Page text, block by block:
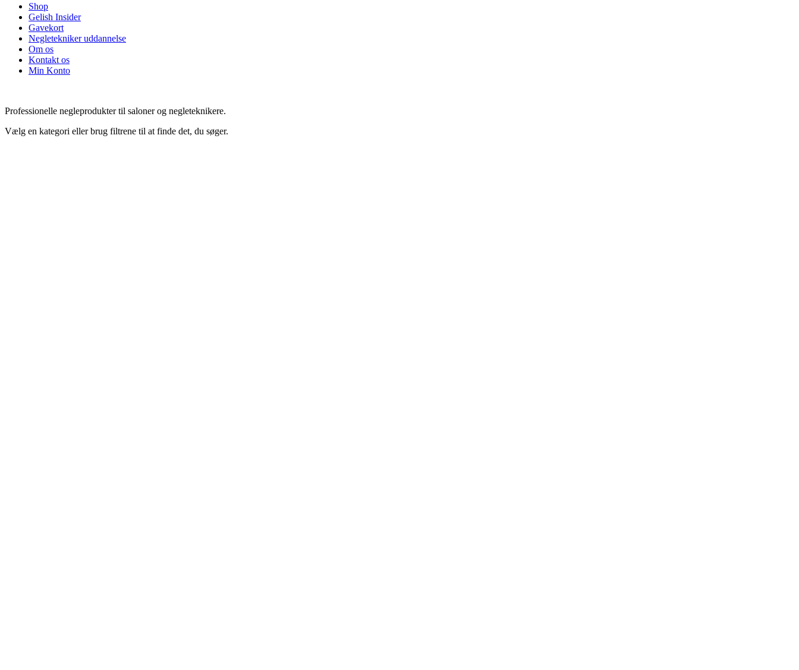
Shop
Gelish Insider
Gavekort
Negletekniker uddannelse
Om os
Kontakt os
Min Konto
Professionelle negleprodukter til saloner og negleteknikere.
Vælg en kategori eller brug filtrene til at finde det, du søger.